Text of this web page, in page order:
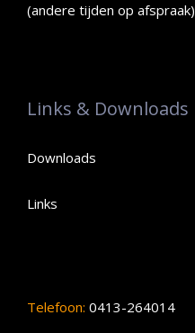
(andere tijden op afspraak)
Links & Downloads
Downloads
Links
Telefoon: 0413-264014